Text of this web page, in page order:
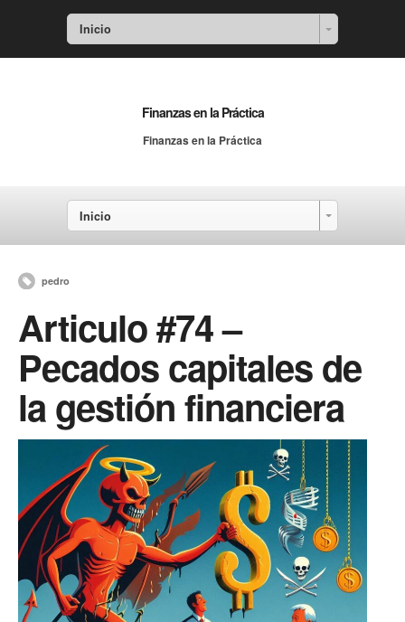
Inicio
Finanzas en la Práctica
Finanzas en la Práctica
Inicio
pedro
Articulo #74 –
Pecados capitales de
la gestión financiera